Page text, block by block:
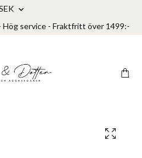
Hög service - Fraktfritt över 1499:-